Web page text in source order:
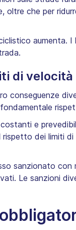
che per
aumenta.
di velocità
conseguenze
e
dei limiti
sanzionato
Le sanzioni